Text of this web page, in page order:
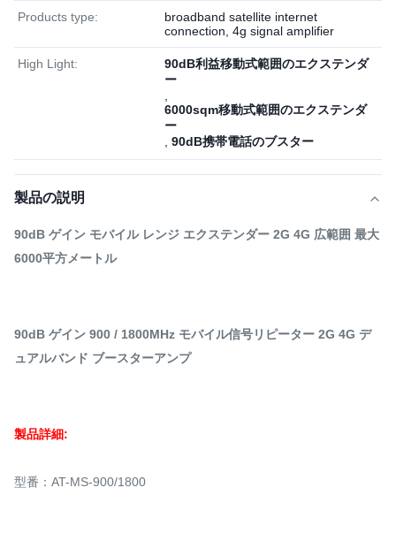
Products type:
broadband satellite internet
connection, 4g signal amplifier
High Light:
90dB利益移動式範囲のエクステンダ
ー
6000sqm移動式範囲のエクステンダ
ー
90dB携帯電話のブスター
製品の説明
90dB ゲイン モバイル レンジ エクステンダー 2G 4G 広範囲 最大
6000平方メートル
90dB ゲイン 900 / 1800MHz モバイル信号リピーター 2G 4G デ
ュアルバンド ブースターアンプ
製品詳細:
型番：AT-MS-900/1800